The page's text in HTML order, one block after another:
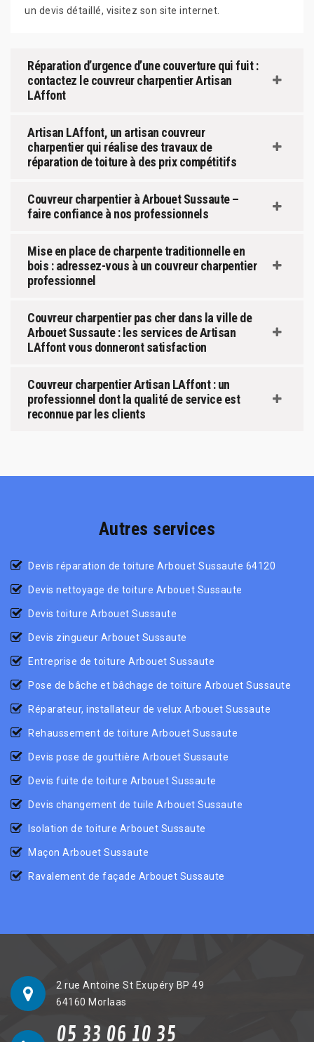
un devis détaillé, visitez son site internet.
Réparation d’urgence d’une couverture qui fuit :
contactez le couvreur charpentier Artisan
LAffont
Artisan LAffont, un artisan couvreur
charpentier qui réalise des travaux de
réparation de toiture à des prix compétitifs
Couvreur charpentier à Arbouet Sussaute –
faire confiance à nos professionnels
Mise en place de charpente traditionnelle en
bois : adressez-vous à un couvreur charpentier
professionnel
Couvreur charpentier pas cher dans la ville de
Arbouet Sussaute : les services de Artisan
LAffont vous donneront satisfaction
Couvreur charpentier Artisan LAffont : un
professionnel dont la qualité de service est
reconnue par les clients
Autres services
Devis réparation de toiture Arbouet Sussaute 64120
Devis nettoyage de toiture Arbouet Sussaute
Devis toiture Arbouet Sussaute
Devis zingueur Arbouet Sussaute
Entreprise de toiture Arbouet Sussaute
Pose de bâche et bâchage de toiture Arbouet Sussaute
Réparateur, installateur de velux Arbouet Sussaute
Rehaussement de toiture Arbouet Sussaute
Devis pose de gouttière Arbouet Sussaute
Devis fuite de toiture Arbouet Sussaute
Devis changement de tuile Arbouet Sussaute
Isolation de toiture Arbouet Sussaute
Maçon Arbouet Sussaute
Ravalement de façade Arbouet Sussaute
2 rue Antoine St Exupéry BP 49
64160 Morlaas
05 33 06 10 35